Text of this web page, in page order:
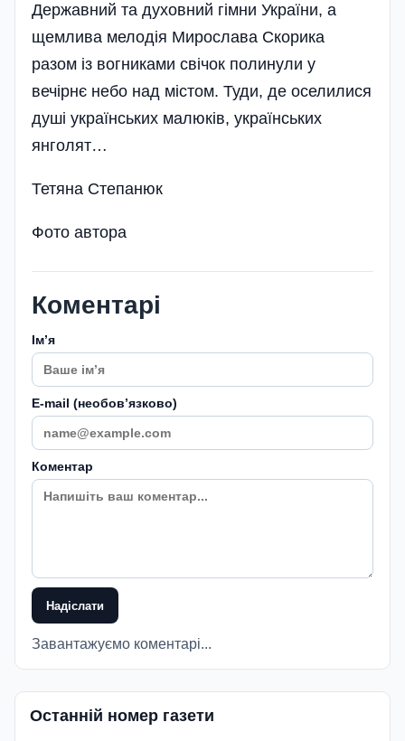
Державний та духовний гімни України, а
щемлива мелодія Мирослава Скорика
разом із вогниками свічок полинули у
вечірнє небо над містом. Туди, де оселилися
душі українських малюків, українських
янголят…
Тетяна Степанюк
Фото автора
Коментарі
Імʼя
E-mail (необовʼязково)
Коментар
Надіслати
Завантажуємо коментарі...
Останній номер газети